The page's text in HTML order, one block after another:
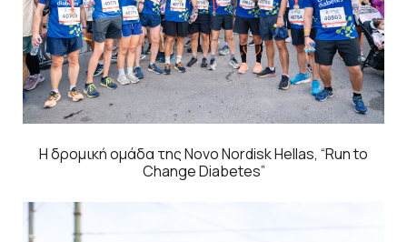
Η δρομική ομάδα της Novo Nordisk Hellas, “Run to
Change Diabetes”